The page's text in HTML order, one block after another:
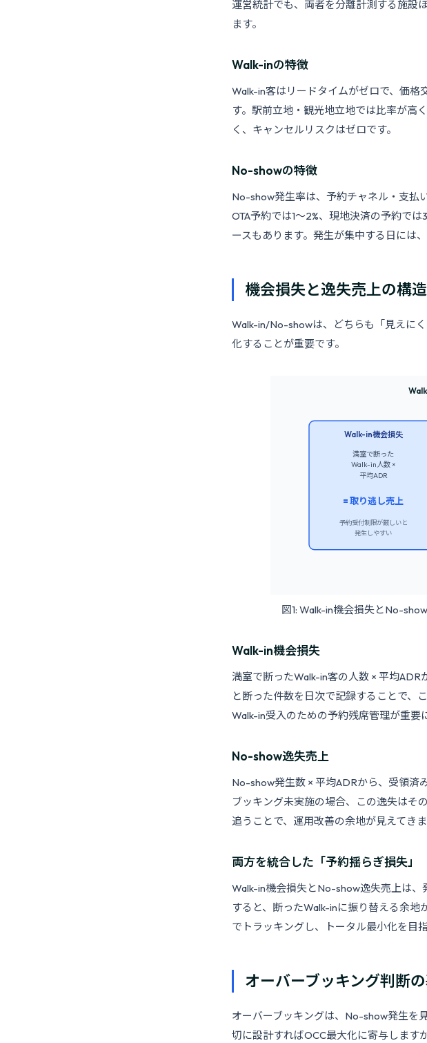
運営統計でも、両者を分離計測する施設
ます。
Walk-inの特徴
Walk-in客はリードタイムがゼロで、価
す。駅前立地・観光地立地では比率が高
く、キャンセルリスクはゼロです。
No-showの特徴
No-show発生率は、予約チャネル・支払
OTA予約では1〜2%、現地決済の予約で
ースもあります。発生が集中する日には
機会損失と逸失売上の構
Walk-in/No-showは、どちらも「見えに
化することが重要です。
Walk-in機会損失
満室で断った
Walk-in人数 ×
平均ADR
= 取り逃し売上
予約受付制限が厳しいと
発生しやすい
図1: Walk-in機会損失とNo-
Walk-in機会損失
満室で断ったWalk-in客の人数 × 平均
と断った件数を日次で記録することで、
Walk-in受入のための予約残席管理が重要
No-show逸失売上
No-show発生数 × 平均ADRから、受領済
ブッキング未実施の場合、この逸失はそ
追うことで、運用改善の余地が見えてきま
両方を統合した「予約揺らぎ損失」
Walk-in機会損失とNo-show逸失売上は
すると、断ったWalk-inに振り替える余
でトラッキングし、トータル最小化を目
オーバーブッキング判断
オーバーブッキングは、No-show発生を
切に設計すればOCC最大化に寄与します